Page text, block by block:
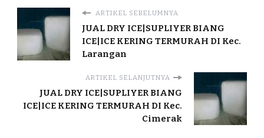
ARTIKEL SEBELUMNYA
JUAL DRY ICE|SUPLIYER BIANG
ICE|ICE KERING TERMURAH DI Kec.
Larangan
ARTIKEL SELANJUTNYA
JUAL DRY ICE|SUPLIYER BIANG
ICE|ICE KERING TERMURAH DI Kec.
Cimerak